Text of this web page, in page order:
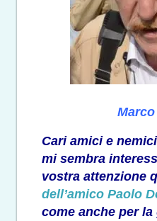
Cari amici e
mi sembra
vostra attenzione
dell’amico Paolo
come anche per